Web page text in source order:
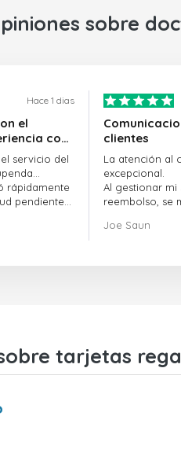
sobre
Hace 1 dias
el
con
fue
servicio del
rápidamente
pendiente
decisión
clientes
La atención al
excepcional.
Al gestionar mi
reembolso, se
gestión del
Joe Saun
tarjetas